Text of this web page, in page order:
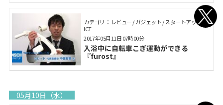
カテゴリ： レビュー / ガジェット / スタートアップ /
ICT
入浴中に自転車こぎ運動ができる
『furost』
2017年05月11日 07時00分
05月10日（水）